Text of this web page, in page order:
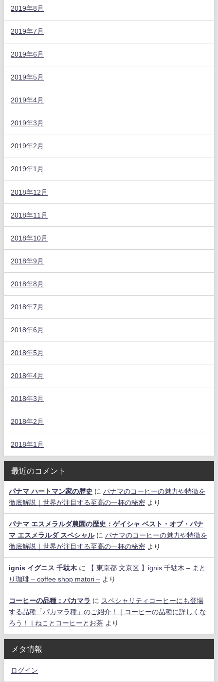
2019年8月
2019年7月
2019年6月
2019年5月
2019年4月
2019年3月
2019年2月
2019年1月
2018年12月
2018年11月
2018年10月
2018年9月
2018年8月
2018年7月
2018年6月
2018年5月
2018年4月
2018年3月
2018年2月
2018年1月
最近のコメント
パナマ ハートマン家の歴史 に パナマのコーヒーの魅力や特徴を
徹底解説｜世界が注目する至高の一杯の秘密 より
パナマ エスメラルダ農園の歴史：ゲイシャ ベスト・オブ・パナ
マ エスメラルダ スペシャルに パナマのコーヒーの魅力や特徴を
徹底解説｜世界が注目する至高の一杯の秘密 より
ignis イグニス 千駄木に
【 東京都 文京区 】ignis 千駄木 – まと
り珈琲 – coffee shop matori – より
コーヒーの品種：パカマラ に スペシャリティコーヒーにも登場
する品種「パカマラ種」のご紹介！｜コーヒーの品種に詳しくな
ろう！ | ねことコーヒーとお茶 より
メタ情報
ログイン